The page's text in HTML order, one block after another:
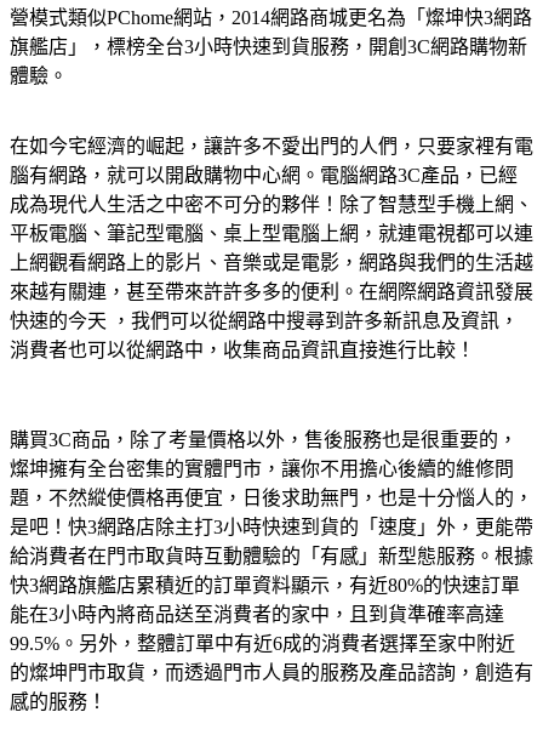
營模式類似PChome網站，2014網路商城更名為「燦坤快3網路
旗艦店」，標榜全台3小時快速到貨服務，開創3C網路購物新
體驗。
在如今宅經濟的崛起，讓許多不愛出門的人們，只要家裡有電
腦有網路，就可以開啟購物中心網。電腦網路3C產品，已經
成為現代人生活之中密不可分的夥伴！除了智慧型手機上網、
平板電腦、筆記型電腦、桌上型電腦上網，就連電視都可以連
上網觀看網路上的影片、音樂或是電影，網路與我們的生活越
來越有關連，甚至帶來許許多多的便利。在網際網路資訊發展
快速的今天 ，我們可以從網路中搜尋到許多新訊息及資訊，
消費者也可以從網路中，收集商品資訊直接進行比較！
購買3C商品，除了考量價格以外，售後服務也是很重要的，
燦坤擁有全台密集的實體門市，讓你不用擔心後續的維修問
題，不然縱使價格再便宜，日後求助無門，也是十分惱人的，
是吧！快3網路店除主打3小時快速到貨的「速度」外，更能帶
給消費者在門市取貨時互動體驗的「有感」新型態服務。根據
快3網路旗艦店累積近的訂單資料顯示，有近80%的快速訂單
能在3小時內將商品送至消費者的家中，且到貨準確率高達
99.5%。另外，整體訂單中有近6成的消費者選擇至家中附近
的燦坤門市取貨，而透過門市人員的服務及產品諮詢，創造有
感的服務！